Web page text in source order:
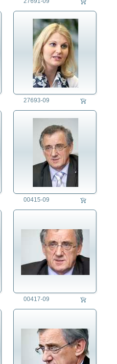
27693-09
00415-09
00417-09